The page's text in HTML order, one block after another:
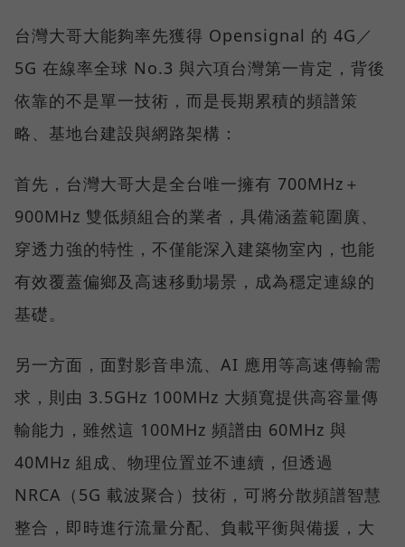
台灣大哥大能夠率先獲得 Opensignal 的 4G／
5G 在線率全球 No.3 與六項台灣第一肯定，背後
依靠的不是單一技術，而是長期累積的頻譜策
略、基地台建設與網路架構：
首先，台灣大哥大是全台唯一擁有 700MHz＋
900MHz 雙低頻組合的業者，具備涵蓋範圍廣、
穿透力強的特性，不僅能深入建築物室內，也能
有效覆蓋偏鄉及高速移動場景，成為穩定連線的
基礎。
另一方面，面對影音串流、AI 應用等高速傳輸需
求，則由 3.5GHz 100MHz 大頻寬提供高容量傳
輸能力，雖然這 100MHz 頻譜由 60MHz 與
40MHz 組成、物理位置並不連續，但透過
NRCA（5G 載波聚合）技術，可將分散頻譜智慧
整合，即時進行流量分配、負載平衡與備援，大